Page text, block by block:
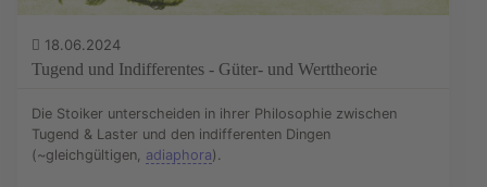
18.06.2024
Tugend und Indifferentes - Güter- und Werttheorie
Die Stoiker unterscheiden in ihrer Philosophie zwischen
Tugend & Laster und den indifferenten Dingen
(~gleichgültigen, adiaphora).